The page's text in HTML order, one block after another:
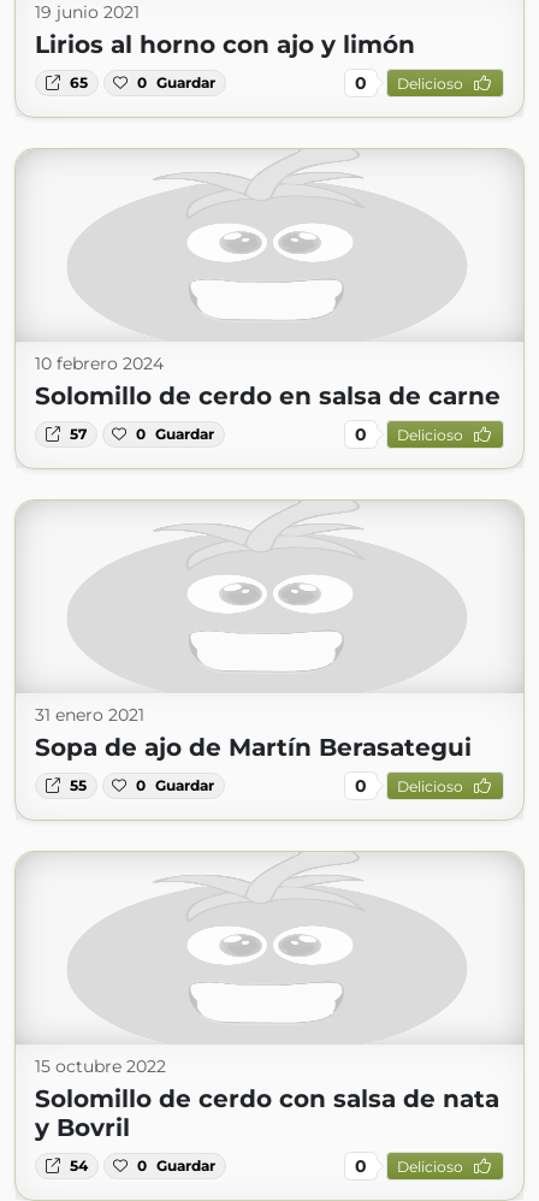
19 junio 2021
Lirios al horno con ajo y limón
65 0 Guardar 0 Delicioso
10 febrero 2024
Solomillo de cerdo en salsa de carne
57 0 Guardar 0 Delicioso
31 enero 2021
Sopa de ajo de Martín Berasategui
55 0 Guardar 0 Delicioso
15 octubre 2022
Solomillo de cerdo con salsa de nata
y Bovril
54 0 Guardar 0 Delicioso